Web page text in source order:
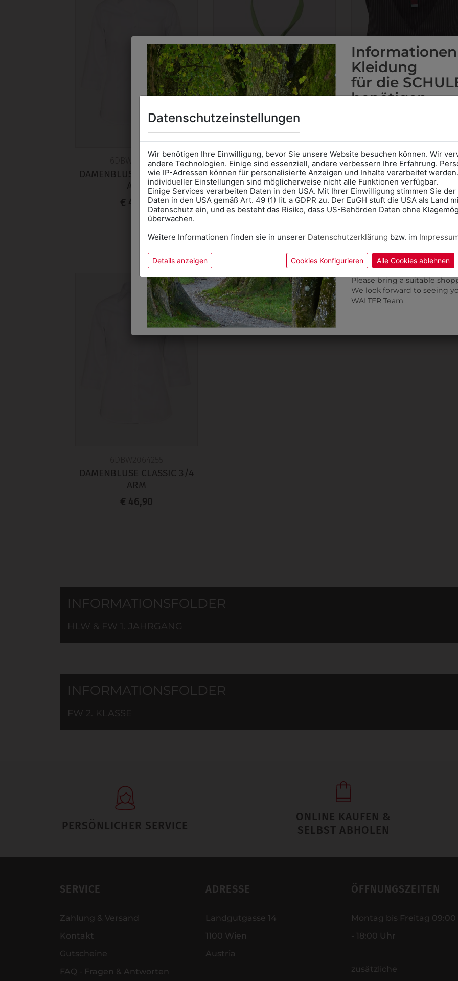
6DBW2064255
DAMENBLUSE CLASSIC 3/4
ARM
€ 46,90
6SKRAW852022
SERVICEKRAWATTE APPLE
€ 19,90
9DGW0716460
DAMENGILET MIT 3
TASCHEN GESTREIFT
€ 89,90
ZULETZT ANGESEHEN
DAMENBLUSE CLASSIC 3/4
ARM
€ 46,90
INFORMATIONSFOLDER
HLW & FW 1. JAHRGANG
INFORMATIONSFOLDER
FW 2. KLASSE
PERSÖNLICHER SERVICE
ONLINE KAUFEN &
SELBST ABHOLEN
SERVICE
Zahlung & Versand
Kontakt
Gutscheine
FAQ - Fragen & Antworten
ADRESSE
Landgutgasse 14
1100 Wien
Austria
ÖFFNUNGSZEITEN
Montag bis Freitag 09:00
- 18:00 Uhr
zusätzliche
Datenschutzeinstellungen
Wir benötigen Ihre Einwilligung, bevor Sie unsere Website besuchen können. Wir
andere Technologien. Einige sind essenziell, andere verbessern Ihre Erfahrung.
wie IP-Adressen können für personalisierte Anzeigen und Inhalte verarbeitet
individueller Einstellungen sind möglicherweise nicht alle Funktionen verfügbar.
Einige Services verarbeiten Daten in den USA. Mit Ihrer Einwilligung stimmen Sie
Daten in den USA gemäß Art. 49 (1) lit. a GDPR zu. Der EuGH stuft die USA als Land
Datenschutz ein, und es besteht das Risiko, dass US-Behörden Daten ohne
überwachen.
Weitere Informationen finden sie in unserer Datenschutzerklärung bzw. im
Details anzeigen Cookies Konfigurieren Alle Cookies ablehnen
Kleidung
für die
benötigen
AnprobeVorort im
das Kalendersymbol.
Ohne Termin kann es zu
Bitte nehmen Sie eine
für Ihren Einkauf mit.
Wir freuen uns - Das
correct school.
calendar icon.
Without an appointment,
Please bring a suitable
We look forward to seeing
WALTER Team